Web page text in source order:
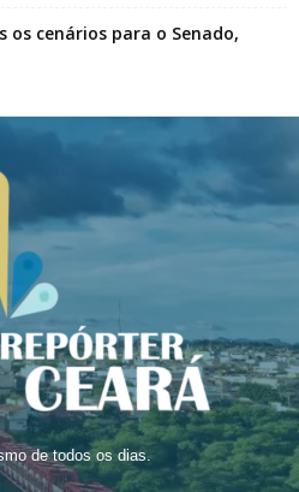
os cenários para o Senado,
de todos os dias.